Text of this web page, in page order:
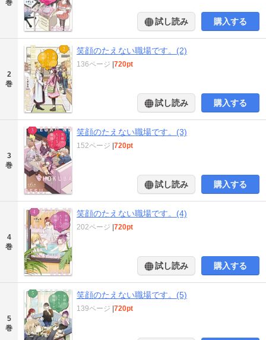
巻
試し読み 購入する
2
巻
笑顔のたえない職場です。(2)
136ページ |720pt
試し読み 購入する
3
巻
笑顔のたえない職場です。(3)
152ページ |720pt
試し読み 購入する
4
巻
笑顔のたえない職場です。(4)
202ページ |720pt
試し読み 購入する
5
巻
笑顔のたえない職場です。(5)
139ページ |720pt